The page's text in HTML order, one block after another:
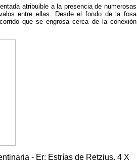
atribuible a la presencia de numerosas
entre ellas. Desde el fondo de la fosa
que se engrosa cerca de la conexión
- Er: Estrías de Retzius. 4 X